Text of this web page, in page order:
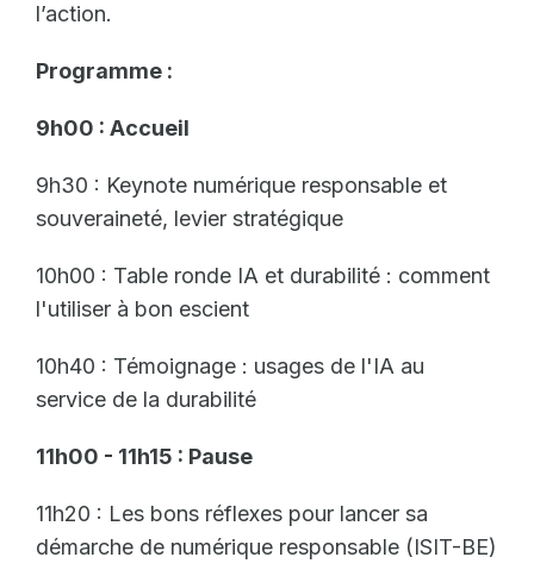
l’action.
Programme :
9h00 : Accueil
9h30 : Keynote numérique responsable et
souveraineté, levier stratégique
10h00 : Table ronde IA et durabilité : comment
l'utiliser à bon escient
10h40 : Témoignage : usages de l'IA au
service de la durabilité
11h00 - 11h15 : Pause
11h20 : Les bons réflexes pour lancer sa
démarche de numérique responsable (ISIT-BE)